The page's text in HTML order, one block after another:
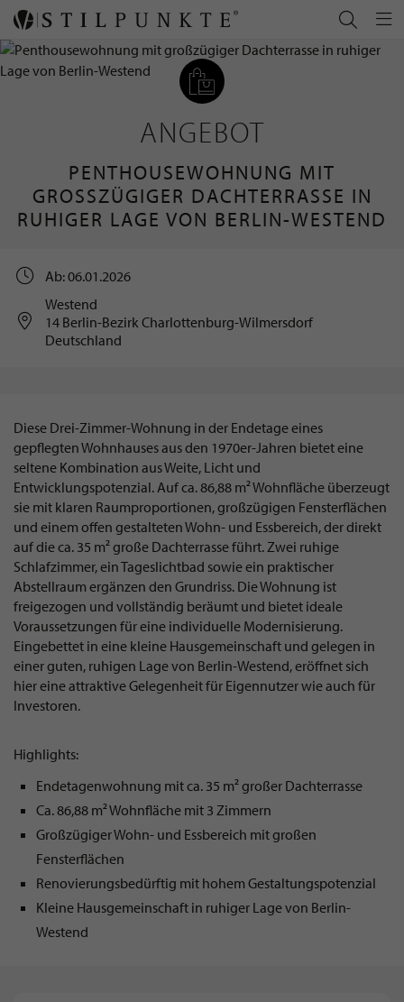
ANGEBOT
PENTHOUSEWOHNUNG MIT
GROSSZÜGIGER DACHTERRASSE IN R
UHIGER LAGE VON BERLIN-WESTEND
Ab: 06.01.2026
Westend
14 Berlin-Bezirk Charlottenburg-Wilmersdorf
Deutschland
Diese Drei-Zimmer-Wohnung in der Endetage eines
gepflegten Wohnhauses aus den 1970er-Jahren bietet eine
seltene Kombination aus Weite, Licht und
Entwicklungspotenzial. Auf ca. 86,88 m² Wohnfläche überzeugt
sie mit klaren Raumproportionen, großzügigen Fensterflächen
und einem offen gestalteten Wohn- und Essbereich, der direkt
auf die ca. 35 m² große Dachterrasse führt. Zwei ruhige
Schlafzimmer, ein Tageslichtbad sowie ein praktischer
Abstellraum ergänzen den Grundriss. Die Wohnung ist
freigezogen und vollständig beräumt und bietet ideale
Voraussetzungen für eine individuelle Modernisierung.
Eingebettet in eine kleine Hausgemeinschaft und gelegen in
einer guten, ruhigen Lage von Berlin-Westend, eröffnet sich
hier eine attraktive Gelegenheit für Eigennutzer wie auch für
Investoren.
Highlights:
Endetagenwohnung mit ca. 35 m² großer Dachterrasse
Ca. 86,88 m² Wohnfläche mit 3 Zimmern
Großzügiger Wohn- und Essbereich mit großen
Fensterflächen
Renovierungsbedürftig mit hohem Gestaltungspotenzial
Kleine Hausgemeinschaft in ruhiger Lage von Berlin-
Westend